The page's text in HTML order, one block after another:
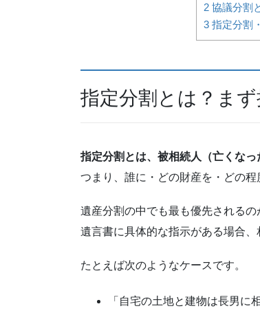
2 協議分割
3 指定分割
指定分割とは？ま
指定分割とは、被相続人（亡くなっ
つまり、誰に・どの財産を・どの
遺産分割の中でも最も優先されるの
遺言書に具体的な指示がある場合
たとえば次のようなケースです。
「自宅の土地と建物は長男に